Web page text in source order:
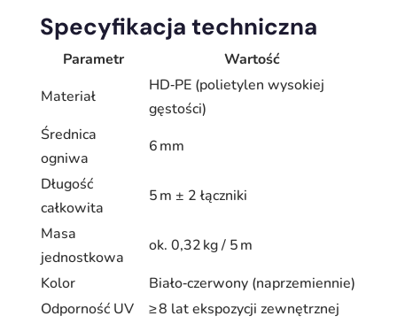
Specyfikacja techniczna
Parametr
Wartość
Materiał
HD‑PE (polietylen wysokiej
gęstości)
Średnica
ogniwa
6 mm
Długość
całkowita
5 m ± 2 łączniki
Masa
jednostkowa
ok. 0,32 kg / 5 m
Kolor
Biało‑czerwony (naprzemiennie)
Odporność UV
≥ 8 lat ekspozycji zewnętrznej